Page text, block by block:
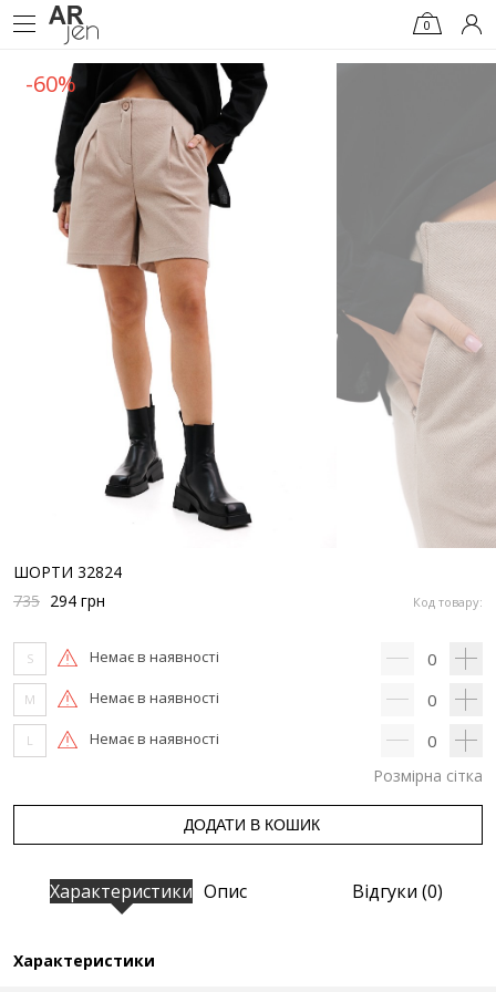
0
-60%
ШОРТИ 32824
Код товару:
735 294 грн
S Немає в наявності 0
M Немає в наявності 0
L Немає в наявності 0
Розмірна сітка
ДОДАТИ В КОШИК
Характеристики Опис Відгуки (0)
Характеристики